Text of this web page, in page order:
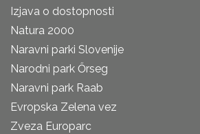
Izjava o dostopnosti
Natura 2000
Naravni parki Slovenije
Narodni park Őrseg
Naravni park Raab
Evropska Zelena vez
Zveza Europarc